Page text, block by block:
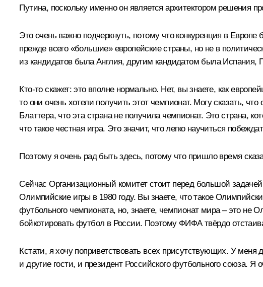
Путина, поскольку именно он является архитектором решения
Это очень важно подчеркнуть, потому что конкуренция в
прежде всего «большие» европейские страны, но не в
из кандидатов была Англия, другим кандидатом была Испания,
Кто‑то скажет: это вполне нормально. Нет, вы знаете, как
то они очень хотели получить этот чемпионат. Могу сказать,
Блаттера, что эта страна не получила чемпионат. Это страна,
что такое честная игра. Это значит, что легко научиться
Поэтому я очень рад быть здесь, потому что пришло время
Сейчас Организационный комитет стоит перед большой
Олимпийские игры в 1980 году. Вы знаете, что такое
футбольного чемпионата, но, знаете, чемпионат мира – это
бойкотировать футбол в России. Поэтому ФИФА твёрдо
Кстати, я хочу поприветствовать всех присутствующих. У
и другие гости, и президент Российского футбольного союза. Я